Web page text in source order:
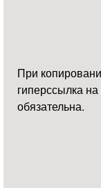
При
гиперссылка
обязательна.